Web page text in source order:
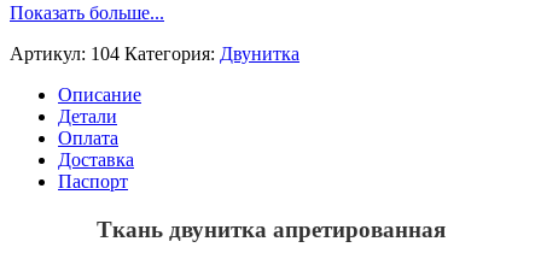
Показать больше...
Артикул: 104 Категория: Двунитка
Описание
Детали
Оплата
Доставка
Паспорт
Ткань двунитка апретированная